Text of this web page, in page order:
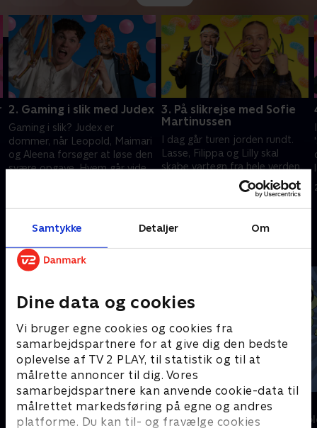
Samtykke Detaljer Om
Dine data og cookies
Vi bruger egne cookies og cookies fra
samarbejdspartnere for at give dig den bedste
oplevelse af TV 2 PLAY, til statistik og til at
målrette annoncer til dig. Vores
samarbejdspartnere kan anvende cookie-data til
målrettet markedsføring på egne og andres
platforme. Du kan til- og fravælge cookies
2. Gaming i slik med Judex
Gaming i slik? Judex er
dommer, når Leopold, Maimari
og Aleena forsøger at løse den
svære opgave. Hvem går videre
3. På slikrejse med Sofie
Martinussen
I dag går turen jorden rundt.
Lasse, Filippa og Lilly skal
skabe vartegn fra hele verden.
Micki Cheng udfordrer, og Sofie
Martinussen kårer vinderen.
Andre så også
Mit nye værelse
Børne-underholdning • 5 sæsoner
AD?!
Børne-